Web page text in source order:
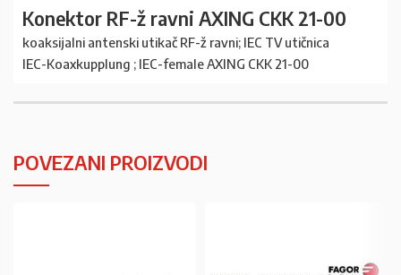
Konektor RF-ž ravni AXING CKK 21-00
koaksijalni antenski utikač RF-ž ravni; IEC TV utičnica
IEC-Koaxkupplung ; IEC-female AXING CKK 21-00
POVEZANI PROIZVODI